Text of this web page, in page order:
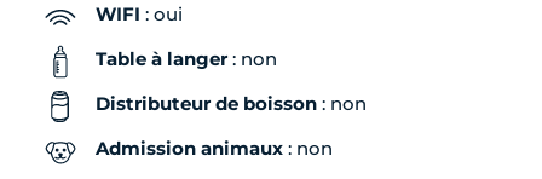
WIFI : oui
Table à langer: non
Distributeur de boisson : non
Admission animaux : non